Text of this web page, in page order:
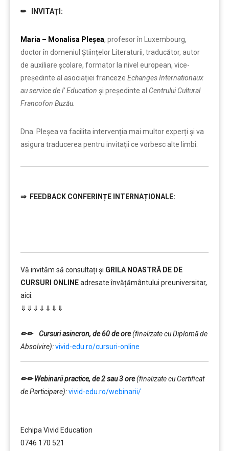
✏ INVITAȚI:
Maria – Monalisa Pleșea, profesor în Luxembourg,
doctor în domeniul Științelor Literaturii, traducător, autor
de auxiliare școlare, formator la nivel european, vice-
președinte al asociației franceze Echanges Internationaux
au service de l’ Education și președinte al Centrului Cultural
Francofon Buzău.
Dna. Pleșea va facilita intervenția mai multor experți și va
asigura traducerea pentru invitații ce vorbesc alte limbi.
⇒ FEEDBACK CONFERINȚE INTERNAȚIONALE:
Vă invităm să consultați și GRILA NOASTRĂ DE DE
CURSURI ONLINEadresate învățământului preuniversitar,
aici:
⇓⇓⇓⇓⇓⇓⇓
✏✏ Cursuri asincron, de 60 de ore(finalizate cu Diplomă de
Absolvire):vivid-edu.ro/cursuri-online
✏✏Webinarii practice, de 2 sau 3 ore(finalizate cu Certificat
de Participare):vivid-edu.ro/webinarii/
Echipa Vivid Education
0746 170 521